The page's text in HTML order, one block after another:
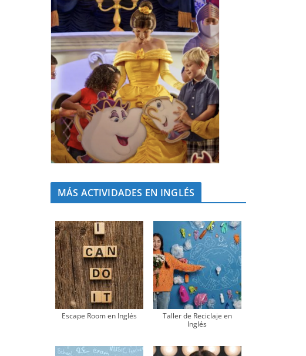
MÁS ACTIVIDADES EN INGLÉS
Escape Room en Inglés
Taller de Reciclaje en
Inglés